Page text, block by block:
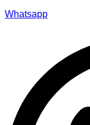
Whatsapp